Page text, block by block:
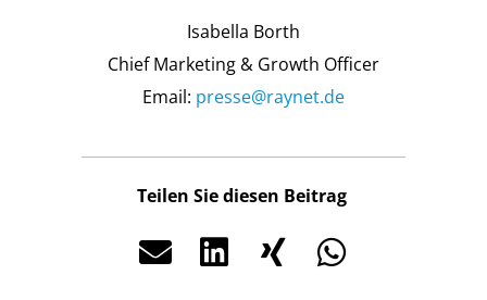
Isabella Borth
Chief Marketing & Growth Officer
Email: presse@raynet.de
Teilen Sie diesen Beitrag